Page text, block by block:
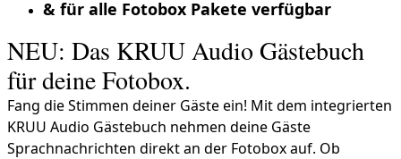
& für alle Fotobox Pakete verfügbar
NEU: Das KRUU Audio Gästebuch
für deine Fotobox.
Fang die Stimmen deiner Gäste ein! Mit dem integrierten
KRUU Audio Gästebuch nehmen deine Gäste
Sprachnachrichten direkt an der Fotobox auf. Ob